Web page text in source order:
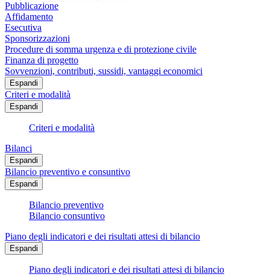
Pubblicazione
Affidamento
Esecutiva
Sponsorizzazioni
Procedure di somma urgenza e di protezione civile
Finanza di progetto
Sovvenzioni, contributi, sussidi, vantaggi economici
Espandi
Criteri e modalità
Espandi
Criteri e modalità
Bilanci
Espandi
Bilancio preventivo e consuntivo
Espandi
Bilancio preventivo
Bilancio consuntivo
Piano degli indicatori e dei risultati attesi di bilancio
Espandi
Piano degli indicatori e dei risultati attesi di bilancio